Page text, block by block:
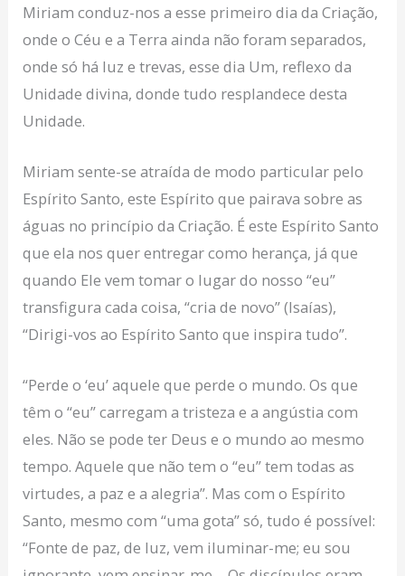
Miriam conduz-nos a esse primeiro dia da Criação,
onde o Céu e a Terra ainda não foram separados,
onde só há luz e trevas, esse dia Um, reflexo da
Unidade divina, donde tudo resplandece desta
Unidade.
Miriam sente-se atraída de modo particular pelo
Espírito Santo, este Espírito que pairava sobre as
águas no princípio da Criação. É este Espírito Santo
que ela nos quer entregar como herança, já que
quando Ele vem tomar o lugar do nosso “eu”
transfigura cada coisa, “cria de novo” (Isaías),
“Dirigi-vos ao Espírito Santo que inspira tudo”.
“Perde o ‘eu’ aquele que perde o mundo. Os que
têm o “eu” carregam a tristeza e a angústia com
eles. Não se pode ter Deus e o mundo ao mesmo
tempo. Aquele que não tem o “eu” tem todas as
virtudes, a paz e a alegria”. Mas com o Espírito
Santo, mesmo com “uma gota” só, tudo é possível:
“Fonte de paz, de luz, vem iluminar-me; eu sou